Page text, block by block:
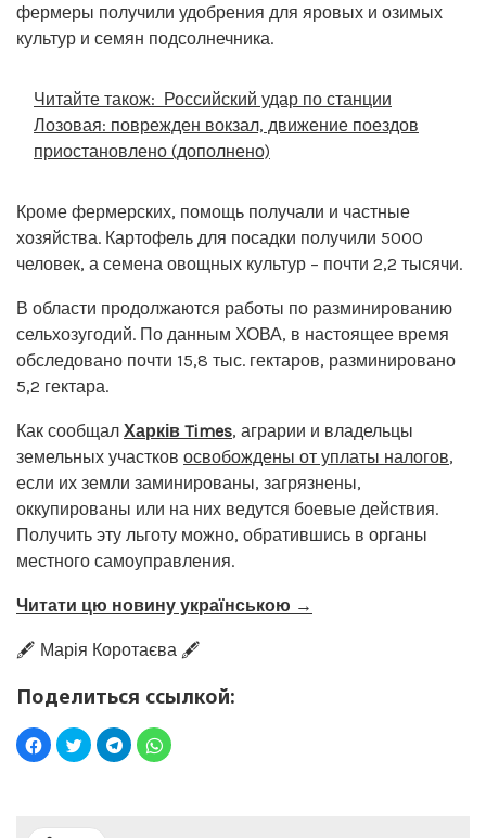
фермеры получили удобрения для яровых и озимых
культур и семян подсолнечника.
Читайте також: Российский удар по станции
Лозовая: поврежден вокзал, движение поездов
приостановлено (дополнено)
Кроме фермерских, помощь получали и частные
хозяйства. Картофель для посадки получили 5000
человек, а семена овощных культур – почти 2,2 тысячи.
В области продолжаются работы по разминированию
сельхозугодий. По данным ХОВА, в настоящее время
обследовано почти 15,8 тыс. гектаров, разминировано
5,2 гектара.
Как сообщал Харків Times, аграрии и владельцы
земельных участков освобождены от уплаты налогов,
если их земли заминированы, загрязнены,
оккупированы или на них ведутся боевые действия.
Получить эту льготу можно, обратившись в органы
местного самоуправления.
Читати цю новину українською →
🖋️ Марія Коротаєва 🖋️
Поделиться ссылкой: